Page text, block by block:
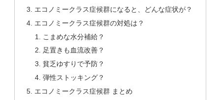
エコノミークラス症候群になると、どんな症状が？
エコノミークラス症候群の対処は？
こまめな水分補給？
足置きも血流改善？
貧乏ゆすりで予防？
弾性ストッキング？
エコノミークラス症候群 まとめ